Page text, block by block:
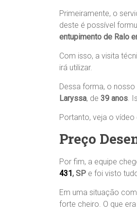
Primeiramente, o
deste é possível
entupimento de Ralo
Com isso, a visita
irá utilizar.
Dessa forma, o
Laryssa, de 39 anos.
Portanto, veja o vídeo
Preço
Por fim, a equipe
431, SP e foi visto
Em uma situação
forte cheiro. O que